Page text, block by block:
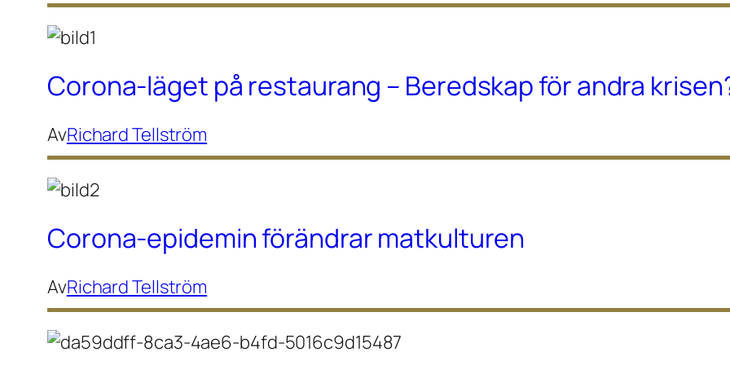
Corona-läget på restaurang – Beredskap för andra
AvRichard Tellström
Corona-epidemin förändrar matkulturen
AvRichard Tellström